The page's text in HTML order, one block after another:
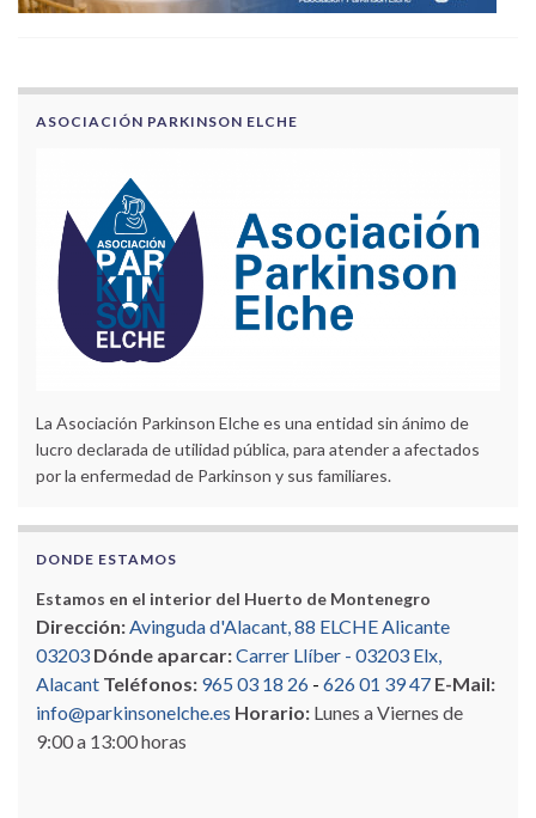
ASOCIACIÓN PARKINSON ELCHE
La Asociación Parkinson Elche es una entidad sin ánimo de
lucro declarada de utilidad pública, para atender a afectados
por la enfermedad de Parkinson y sus familiares.
DONDE ESTAMOS
Estamos en el interior del Huerto de Montenegro
Dirección:Avinguda d'Alacant, 88 ELCHE Alicante
03203 Dónde aparcar:Carrer Llíber - 03203 Elx,
Alacant Teléfonos: 965 03 18 26 - 626 01 39 47 E-Mail:
info@parkinsonelche.es Horario: Lunes a Viernes de
9:00 a 13:00 horas